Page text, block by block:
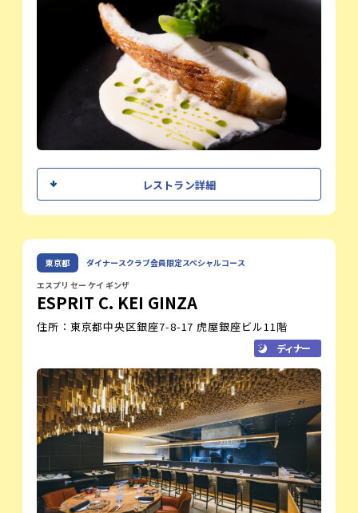
最適な調理法で皆様に楽しんでいただきた
い。
そしてその食を通じた笑顔が何よりの健康
につながるという事を実現していきたいと
思います。
レストラン紹介
の花です。
古代ギリシャ人がこの花に「しぼまない、色あせることのな
花言葉は「不死、不滅、終わりのない愛、忍耐、根気、粘り
強い精神」
とあるように、
厳しかった修行を終え、様々な経験を重ねつつも今また、
新たなチャレンジをする私自身に例えたものでもあり、
フランス料理というフィルターを通して表現するこの料理
が“色あせることなく”
後世に語り継がれるものにしていきたいという目標を込めて
つけた店名です
オフィシャルサイト
原島 忠士
オーナーシェフ
今回のレストランウィークでは、私たちが
主役にした、期間限定のコースをご用意い
産地から届く鮮魚や自家菜園で育てる野菜
やハーブが持つ個性を最大限にいかした料
理に仕立てています。
がこの機会にぜひ私たちの料理とワイン、
そしてALLIÉという空間を体験しにいらし
皆様と食卓を囲めることを心より楽しみに
しております。
レストラン紹介
目黒区柿の木坂に佇むALLIÉは目の前で完成されていく一皿
を五感で堪能しながら、臨場感溢れるカウンター席で、ゆっ
たりとした贅沢なひとときをお過ごしいただけます。
レストラン詳細
ESPRIT C. KEI GINZA
エスプリ セー ケイ ギンザ
住所：東京都中央区銀座7-8-17 虎屋銀座ビル11階
ディナー
東京都 ダイナースクラブ会員限定スペシャルコース